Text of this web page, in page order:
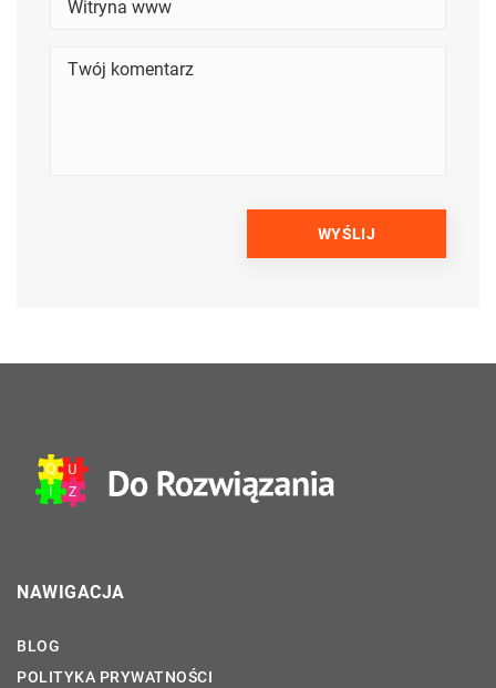
NAWIGACJA
BLOG
POLITYKA PRYWATNOŚCI